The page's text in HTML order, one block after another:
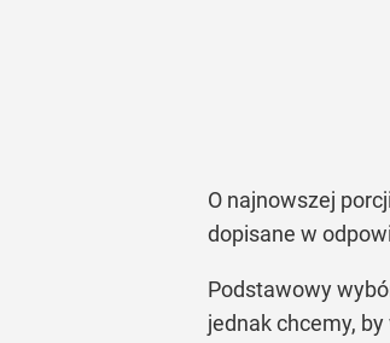
O najnowszej
dopisane w
Podstawowy
jednak chcemy,